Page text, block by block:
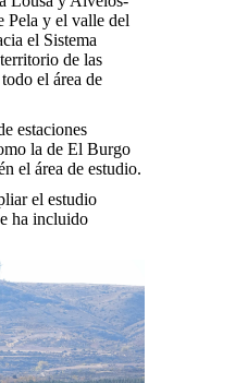
Pela y el valle del
el Sistema
de las
el área de
estaciones
la de El Burgo
el área de estudio.
el estudio
ha incluido